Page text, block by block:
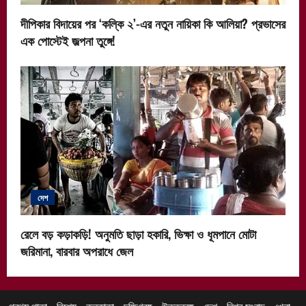
দীপিকার বিদায়ের পর ‘কল্কি ২’-এর নতুন নায়িকা কি আলিয়া? প্রভাসের
এক পোস্টেই জল্পনা তুঙ্গে!
দেশ
রেলে বড় কড়াকড়ি! অনুমতি ছাড়া হকারি, ভিক্ষা ও ধূমপানে মোটা
জরিমানা, বারবার অপরাধে জেল